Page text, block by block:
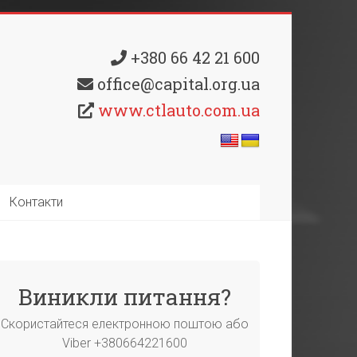
+380 66 42 21 600
office@capital.org.ua
www.ctlauto.com.ua
Контакти
Виникли питання?
Скористайтеся електронною поштою або
Viber +380664221600